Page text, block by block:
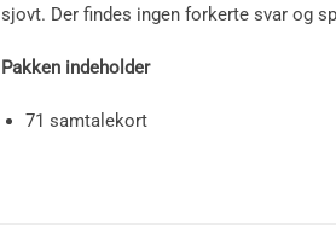
sjovt. Der findes ingen forkerte svar og
Pakken indeholder
71 samtalekort